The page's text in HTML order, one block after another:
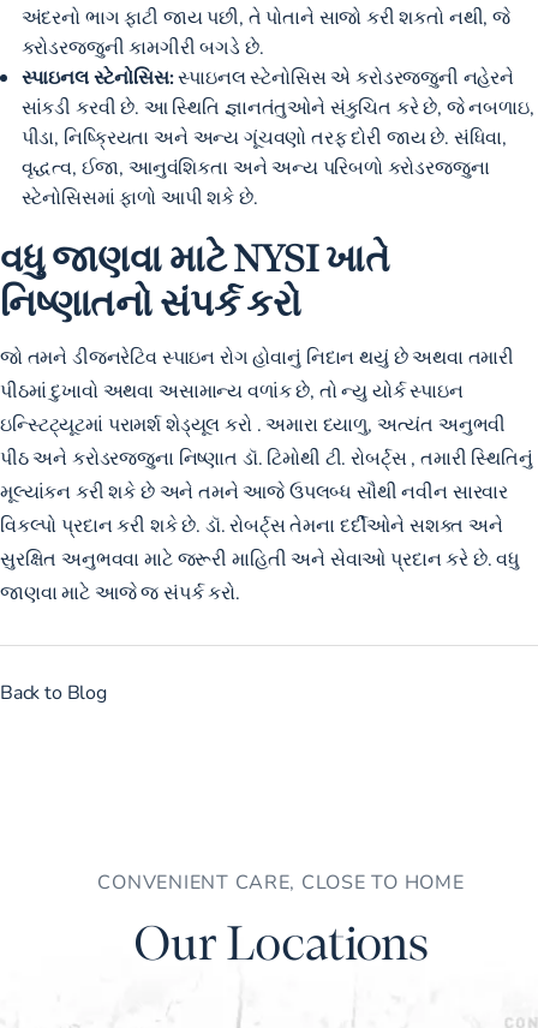
અંદરનો ભાગ ફાટી જાય પછી, તે પોતાને સાજો કરી શકતો નથી, જે
કરોડરજ્જુની કામગીરી બગડે છે.
સ્પાઇનલ સ્ટેનોસિસ:સ્પાઇનલ સ્ટેનોસિસ એ કરોડરજ્જુની નહેરને
સાંકડી કરવી છે. આ સ્થિતિ જ્ઞાનતંતુઓને સંકુચિત કરે છે, જે નબળાઇ,
પીડા, નિષ્ક્રિયતા અને અન્ય ગૂંચવણો તરફ દોરી જાય છે. સંધિવા,
વૃદ્ધત્વ, ઈજા, આનુવંશિકતા અને અન્ય પરિબળો કરોડરજ્જુના
સ્ટેનોસિસમાં ફાળો આપી શકે છે.
વધુ જાણવા માટે NYSI ખાતે
નિષ્ણાતનો સંપર્ક કરો
જો તમને ડીજનરેટિવ સ્પાઇન રોગ હોવાનું નિદાન થયું છે અથવા તમારી
પીઠમાં દુખાવો અથવા અસામાન્ય વળાંક છે, તો ન્યુ યોર્ક સ્પાઇન
ઇન્સ્ટિટ્યૂટમાં પરામર્શ શેડ્યૂલ કરો. અમારા દયાળુ, અત્યંત અનુભવી
પીઠ અને કરોડરજ્જુના નિષ્ણાત ડૉ. ટિમોથી ટી. રોબર્ટ્સ, તમારી સ્થિતિનું
મૂલ્યાંકન કરી શકે છે અને તમને આજે ઉપલબ્ધ સૌથી નવીન સારવાર
વિકલ્પો પ્રદાન કરી શકે છે. ડૉ. રોબર્ટ્સ તેમના દર્દીઓને સશક્ત અને
સુરક્ષિત અનુભવવા માટે જરૂરી માહિતી અને સેવાઓ પ્રદાન કરે છે. વધુ
જાણવા માટે આજે જ સંપર્ક કરો.
Back to Blog
CONVENIENT CARE, CLOSE TO HOME
Our Locations